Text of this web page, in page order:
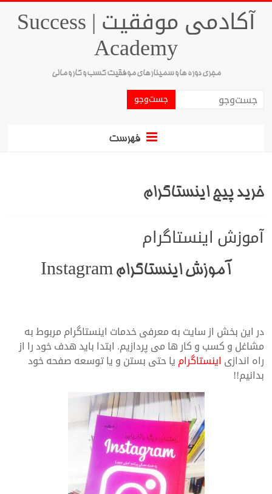
آکادمی موفقیت | Success
Academy
مجری دوره ها و سمینارهای موفقیت کسب و کار و مالی
فهرست
خرید پیج اینستاگرام
آموزش اینستاگرام
آموزش اینستاگرام Instagram
در این بخش از سایت به معرفی خدمات اینستاگرام مربوط به
مشاغل و کسب و کار ها می پردازیم. ابتدا باید هدف خود را از
راه اندازی اینستاگرامیا حتی بستن و یا توسعه صفحه خود
بدانیم!!